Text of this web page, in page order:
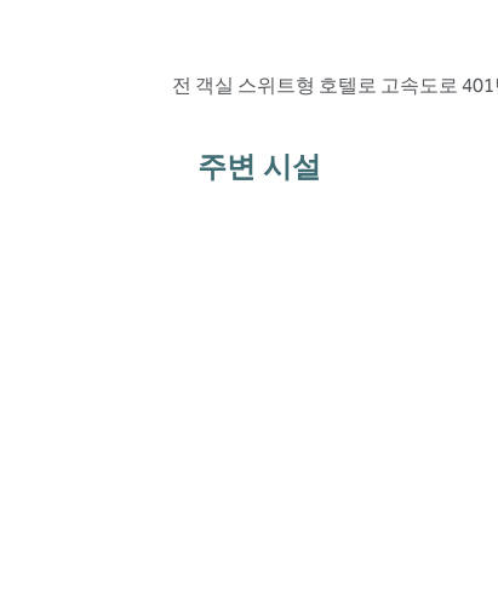
전 객실 스위트형 호텔로 고속도로
주변 시설